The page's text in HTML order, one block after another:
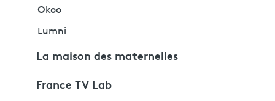
Okoo
Lumni
La maison des maternelles
France TV Lab